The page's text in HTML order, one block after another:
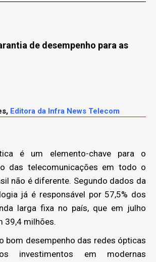
de desempenho para as
Editora da Infra News Telecom
é um elemento-chave para o
das telecomunicações em todo o
não é diferente. Segundo dados da
já é responsável por 57,5% dos
larga fixa no país, que em julho
39,4 milhões.
bom desempenho das redes ópticas
investimentos em modernas